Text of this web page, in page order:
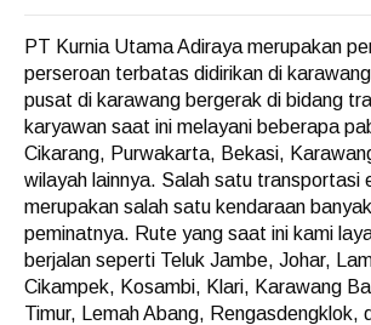
PT Kurnia Utama Adiraya merupakan
perseroan terbatas didirikan di
pusat di karawang bergerak di bidang
karyawan saat ini melayani beberapa
Cikarang, Purwakarta, Bekasi,
wilayah lainnya. Salah satu transportasi
merupakan salah satu kendaraan
peminatnya. Rute yang saat ini kami
berjalan seperti Teluk Jambe, Johar,
Cikampek, Kosambi, Klari, Karawang
Timur, Lemah Abang, Rengasdengklok,